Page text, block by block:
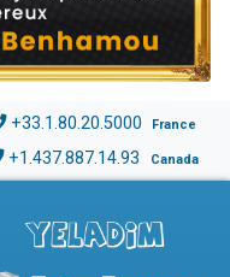
+33.1.80.20.5000 France
+1.437.887.14.93 Canada